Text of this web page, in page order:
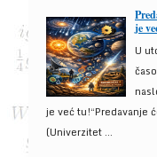
je
U
je već tu!“Predavanje
(Univerzitet ...